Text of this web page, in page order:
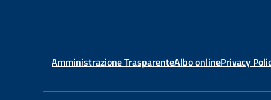
Amministrazione TrasparenteAlbo onlinePrivacy